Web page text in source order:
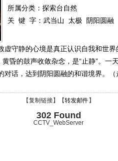
所属分类：探索台自然
关 键 字： 武当山 太极 阴阳圆融
虚守静的心境是真正认识自我和世
昏的鼓声收敛杂念，是“止静”。一
对话，达到阴阳圆融的和谐境界。
【复制链接】【转发邮件 】
302 Found
CCTV_WebServer